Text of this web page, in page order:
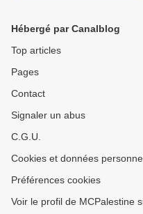
Hébergé par Canalblog
Top articles
Pages
Contact
Signaler un abus
C.G.U.
Cookies et données
Préférences cookies
Voir le profil de MCPalestine